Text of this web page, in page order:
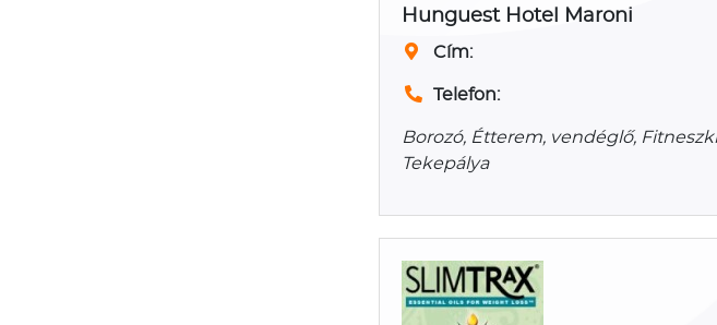
Hunguest Hotel Maroni
Cím:
Telefon:
Borozó, Étterem, vendéglő,
Tekepálya